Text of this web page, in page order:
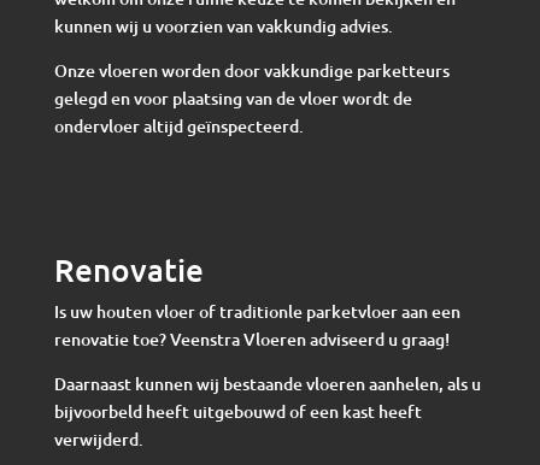
kunnen wij u voorzien van vakkundig advies.
Onze vloeren worden door vakkundige parketteurs
gelegd en voor plaatsing van de vloer wordt de
ondervloer altijd geïnspecteerd.
Renovatie
Is uw houten vloer of traditionle parketvloer aan een
renovatie toe? Veenstra Vloeren adviseerd u graag!
Daarnaast kunnen wij bestaande vloeren aanhelen, als u
bijvoorbeld heeft uitgebouwd of een kast heeft
verwijderd.